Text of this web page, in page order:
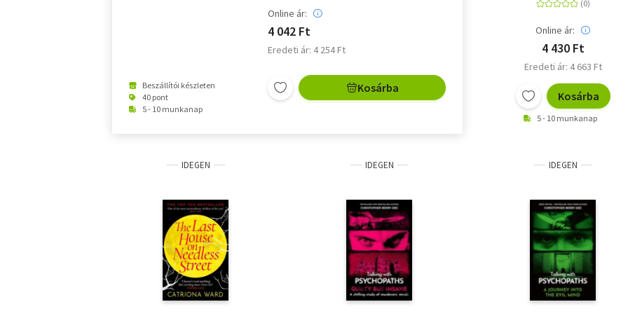
Beszállítói készleten
40 pont
5 - 10 munkanap
Online ár:
4 042 Ft
Eredeti ár: 4 254 Ft
Kosárba
Online ár:
4 430 Ft
Eredeti ár: 4 663 Ft
Kosárba
5 - 10 munkanap
IDEGEN IDEGEN IDEGEN